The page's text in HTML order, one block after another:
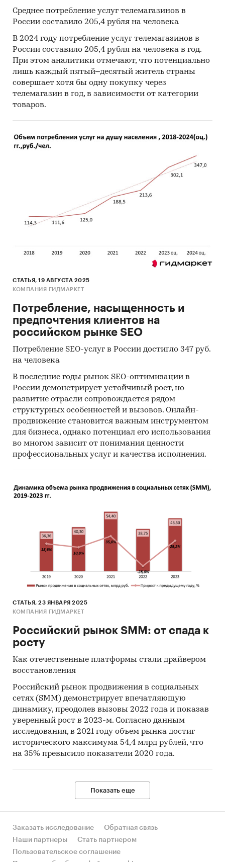
Среднее потребление услуг телемагазинов в
России составило 205,4 рубля на человека
В 2024 году потребление услуг телемагазинов в
России составило 205,4 рубля на человека в год.
При этом аналитики отмечают, что потенциально
лишь каждый пятый–десятый житель страны
совершает хотя бы одну покупку через
телемагазин в год, в зависимости от категории
товаров.
СТАТЬЯ, 19 АВГУСТА 2025
КОМПАНИЯ ГИДМАРКЕТ
Потребление, насыщенность и
предпочтения клиентов на
российском рынке SEO
Потребление SEO-услуг в России достигло 347 руб.
на человека
В последние годы рынок SEO-оптимизации в
России демонстрирует устойчивый рост, но
развитие отрасли сопровождается рядом
структурных особенностей и вызовов. Онлайн-
продвижение становится важным инструментом
для бизнеса, однако потенциал его использования
во многом зависит от понимания ценности
профессиональных услуг и качества исполнения.
СТАТЬЯ, 23 ЯНВАРЯ 2025
КОМПАНИЯ ГИДМАРКЕТ
Российский рынок SMM: от спада к
росту
Как отечественные платформы стали драйвером
восстановления
Российский рынок продвижения в социальных
сетях (SMM) демонстрирует впечатляющую
динамику, преодолев вызовы 2022 года и показав
уверенный рост в 2023-м. Согласно данным
исследования, в 2021 году объем рынка достиг
исторического максимума 54,4 млрд рублей, что
на 35% превысило показатели 2020 года.
Показать еще
Заказать исследование
Обратная связь
Наши партнеры
Стать партнером
Пользовательское соглашение